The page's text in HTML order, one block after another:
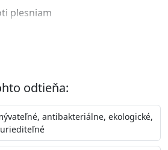
plesniam
farba s iónmi
špeciálnemu zloženiu
baktérií na povrchu náteru.
priestor s
hygienickú čistotu ako sú
odtieňa:
antibakteriálne, ekologické,